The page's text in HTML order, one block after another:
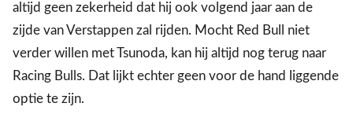
altijd geen zekerheid dat hij ook volgend jaar aan de
zijde van Verstappen zal rijden. Mocht Red Bull niet
verder willen met Tsunoda, kan hij altijd nog terug naar
Racing Bulls. Dat lijkt echter geen voor de hand liggende
optie te zijn.